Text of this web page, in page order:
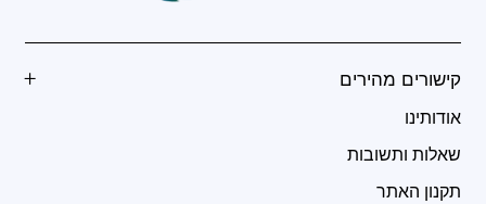
קישורים מהירים
אודותינו
שאלות ותשובות
תקנון האתר